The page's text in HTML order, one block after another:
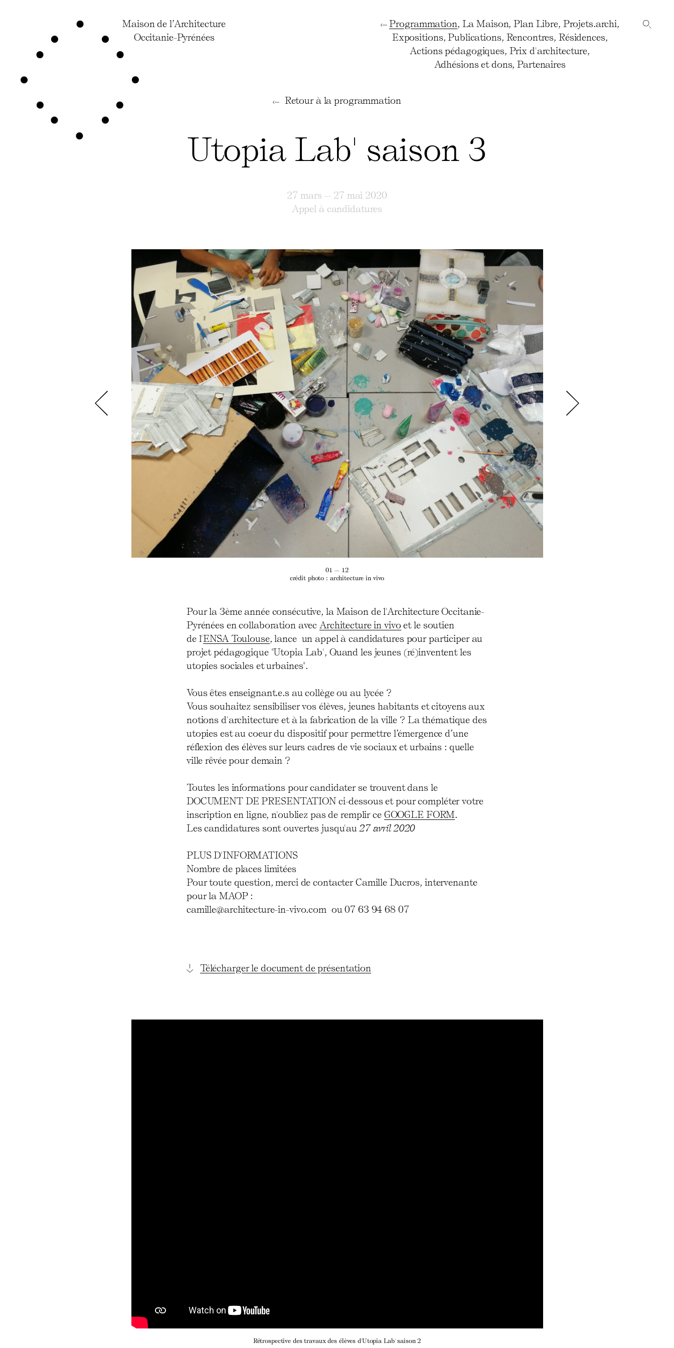
Maison de l’Architecture
Occitanie-Pyrénées
Programmation, La Maison, Plan Libre, Projets.archi,
Expositions, Publications, Rencontres, Résidences,
Actions pédagogiques, Prix d'architecture,
Adhésions et dons, Partenaires
Retour à la programmation
Utopia Lab' saison 3
27 mars — 27 mai 2020
Appel à candidatures
01 — 12
crédit photo : architecture in vivo
Pour la 3ème année consécutive, la Maison de l'Architecture Occitanie-
Pyrénées en collaboration avecArchitecture in vivoet le soutien
de l'ENSA Toulouse, lance un appel à candidatures pour participer au
projet pédagogique "Utopia Lab', Quand les jeunes (ré)inventent les
utopies sociales et urbaines".
Vous êtes enseignant.e.s au collège ou au lycée ?
Vous souhaitez sensibiliser vos élèves, jeunes habitants et citoyens aux
notions d'architecture et à la fabrication de la ville ? La thématique des
utopies est au coeur du dispositif pour permettre l’émergence d’une
réflexion des élèves sur leurs cadres de vie sociaux et urbains : quelle
ville rêvée pour demain ?
Toutes les informations pour candidater se trouvent dans le
DOCUMENT DE PRESENTATION ci-dessous et pour compléter votre
inscription en ligne, n'oubliez pas de remplir ceGOOGLE FORM.
Les candidatures sont ouvertes jusqu'au27 avril 2020
PLUS D'INFORMATIONS
Nombre de places limitées
Pour toute question, merci de contacter Camille Ducros, intervenante
pour la MAOP :
camille@architecture-in-vivo.com ou 07 63 94 68 07
Télécharger le document de présentation
Rétrospective des travaux des élèves d'Utopia Lab' saison 2